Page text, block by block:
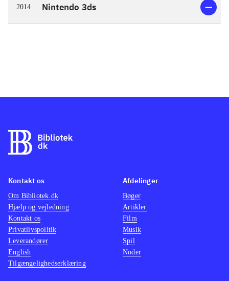
2014 Nintendo 3ds
Kontakt os
Om Bibliotek.dk
Hjælp og vejledning
Kontakt os
Privatlivspolitik
Leverandører
English
Tilgængelighedserklæring
Afdelinger
Bøger
Artikler
Film
Musik
Spil
Noder